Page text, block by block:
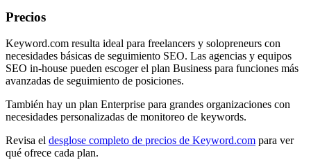
Precios
Keyword.com resulta ideal para freelancers y solopreneurs con
necesidades básicas de seguimiento SEO. Las agencias y equipos
SEO in-house pueden escoger el plan Business para funciones más
avanzadas de seguimiento de posiciones.
También hay un plan Enterprise para grandes organizaciones con
necesidades personalizadas de monitoreo de keywords.
Revisa el desglose completo de precios de Keyword.com para ver
qué ofrece cada plan.